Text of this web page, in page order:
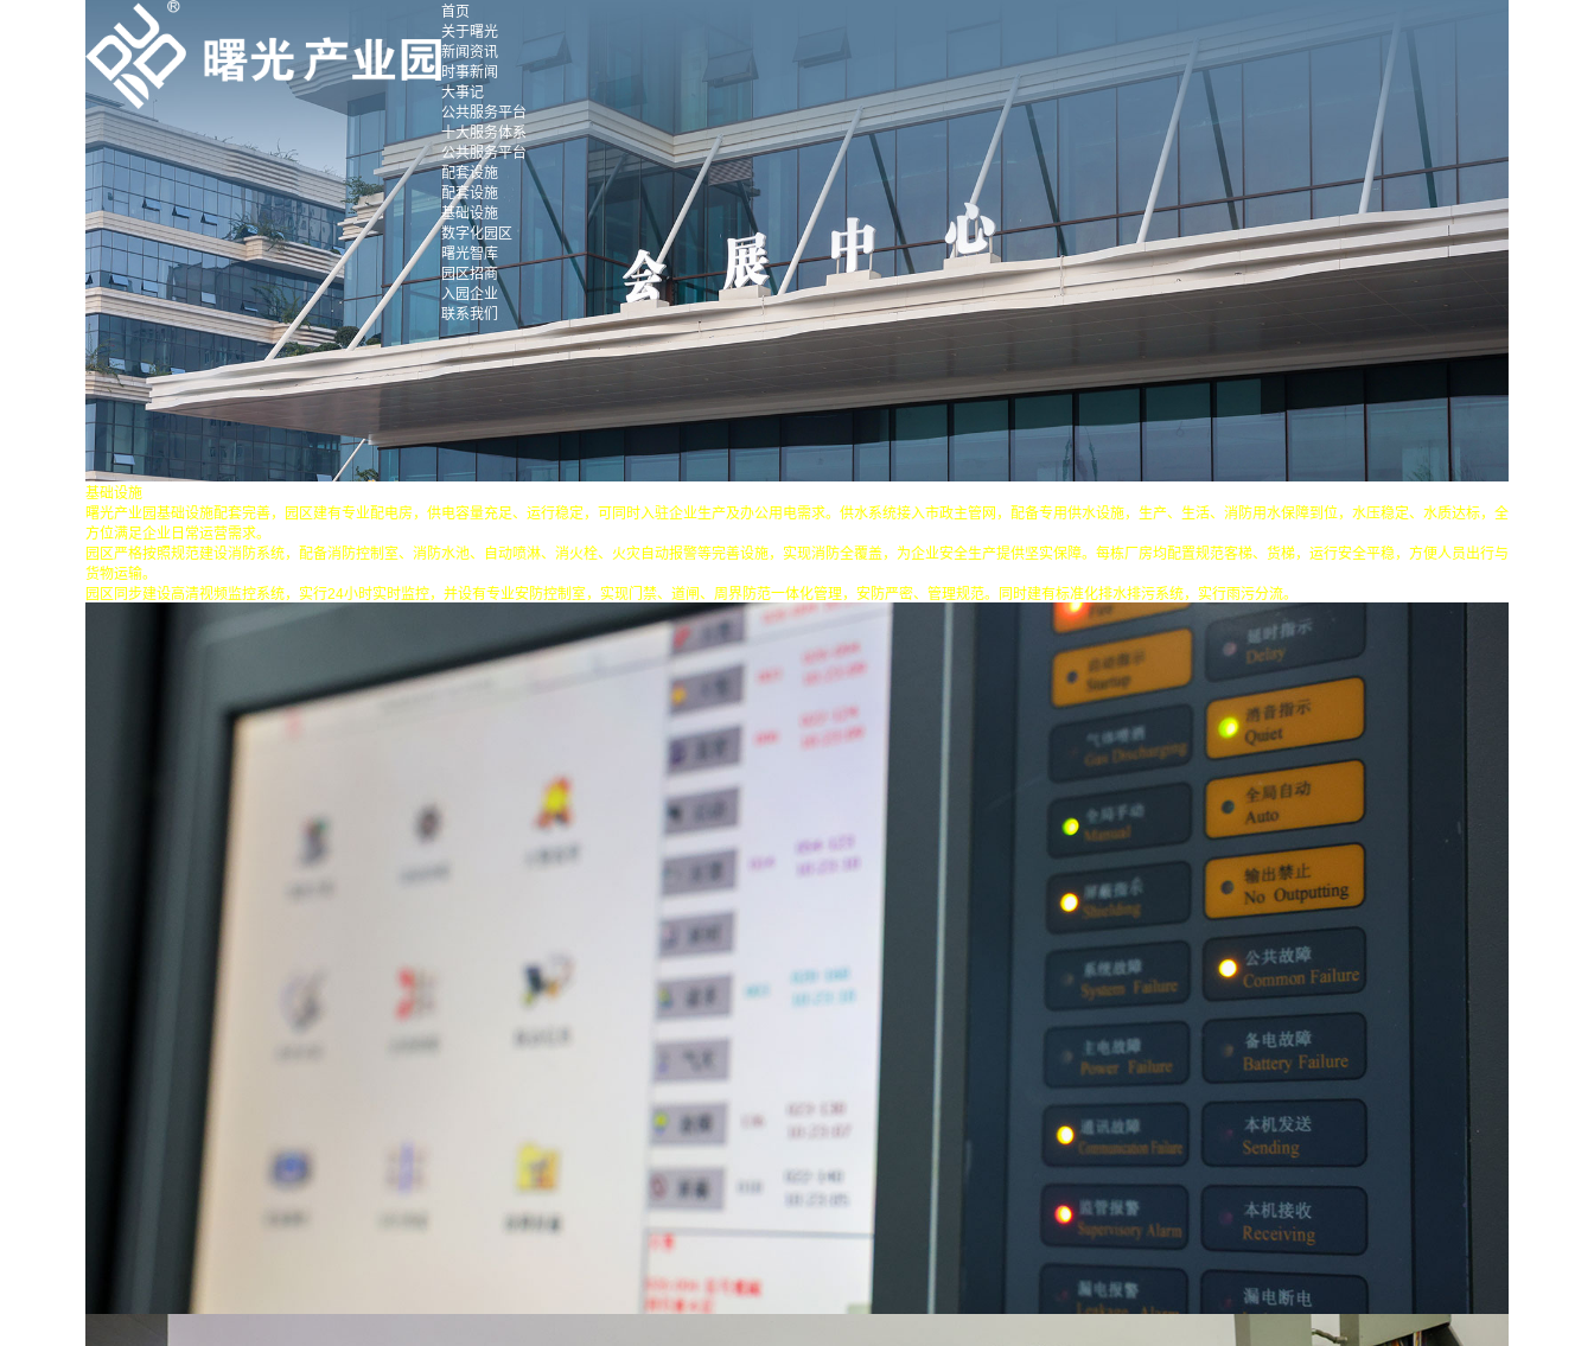
首页
关于曙光
新闻资讯
时事新闻
大事记
公共服务平台
十大服务体系
公共服务平台
配套设施
配套设施
基础设施
数字化园区
曙光智库
园区招商
入园企业
联系我们
基础设施
曙光产业园基础设施配套完善，园区建有专业配电房，供电容量充足、运行稳定，可同时入驻企业生产及办公用电需求。供水系统接入市政主管网，配备专用供水设施，生产、生活、消防用水保障到位，水压稳定、水质达标，全
方位满足企业日常运营需求。
园区严格按照规范建设消防系统，配备消防控制室、消防水池、自动喷淋、消火栓、火灾自动报警等完善设施，实现消防全覆盖，为企业安全生产提供坚实保障。每栋厂房均配置规范客梯、货梯，运行安全平稳，方便人员出行与
货物运输。
园区同步建设高清视频监控系统，实行24小时实时监控，并设有专业安防控制室，实现门禁、道闸、周界防范一体化管理，安防严密、管理规范。同时建有标准化排水排污系统，实行雨污分流。